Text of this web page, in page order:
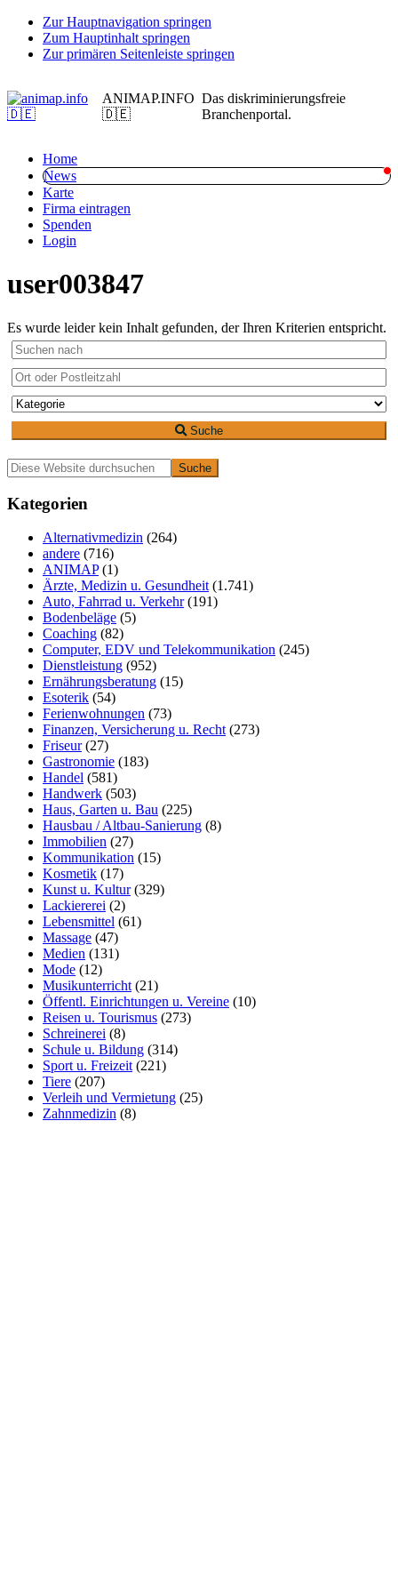
Zur Hauptnavigation springen
Zum Hauptinhalt springen
Zur primären Seitenleiste springen
ANIMAP.INFO
🇩🇪
Das diskriminierungsfreie
Branchenportal.
Home
News
Karte
Firma eintragen
Spenden
Login
user003847
Es wurde leider kein Inhalt gefunden, der Ihren Kriterien entspricht.
Suche
Primäre
Seitenleiste
Diese
Website
durchsuchen
Kategorien
Alternativmedizin (264)
andere (716)
ANIMAP(1)
Ärzte, Medizin u. Gesundheit (1.741)
Auto, Fahrrad u. Verkehr(191)
Bodenbeläge (5)
Coaching (82)
Computer, EDV und Telekommunikation (245)
Dienstleistung (952)
Ernährungsberatung (15)
Esoterik (54)
Ferienwohnungen (73)
Finanzen, Versicherung u. Recht (273)
Friseur(27)
Gastronomie (183)
Handel (581)
Handwerk (503)
Haus, Garten u. Bau (225)
Hausbau / Altbau-Sanierung (8)
Immobilien (27)
Kommunikation (15)
Kosmetik (17)
Kunst u. Kultur(329)
Lackiererei (2)
Lebensmittel (61)
Massage (47)
Medien (131)
Mode (12)
Musikunterricht (21)
Öffentl. Einrichtungen u. Vereine (10)
Reisen u. Tourismus (273)
Schreinerei (8)
Schule u. Bildung (314)
Sport u. Freizeit (221)
Tiere (207)
Verleih und Vermietung (25)
Zahnmedizin (8)